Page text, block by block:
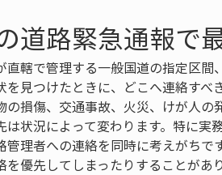
道路緊急通報で
直轄で管理する一般国道の指定区
を見つけたときに、どこへ連絡す
の損傷、交通事故、火災、けが人
は状況によって変わります。特に
管理者への連絡を同時に考えがち
優先してしまったりすることがあり